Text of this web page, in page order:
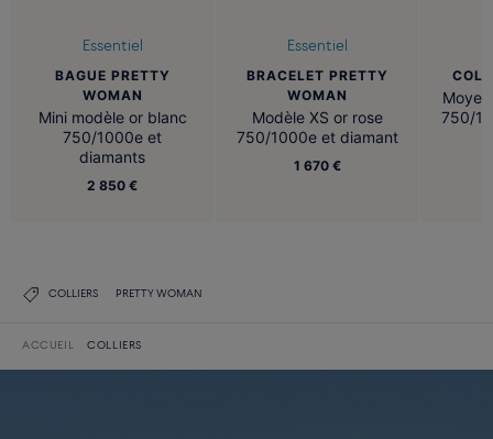
Essentiel
BAGUE PRETTY
WOMAN
Mini modèle or blanc
750/1000e et
diamants
2 850 €
Essentiel
BRACELET PRETTY
WOMAN
Modèle XS or rose
750/1000e et diamant
1 670 €
750/
COLLIERS PRETTY WOMAN
ACCUEIL COLLIERS